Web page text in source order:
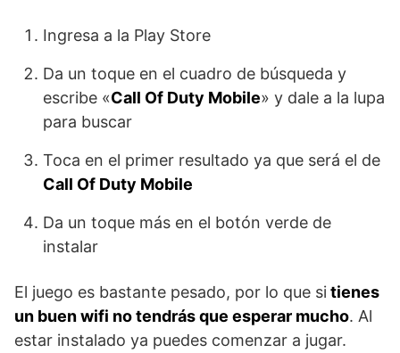
Ingresa a la Play Store
Da un toque en el cuadro de búsqueda y
escribe «Call Of Duty Mobile» y dale a la lupa
para buscar
Toca en el primer resultado ya que será el de
Call Of Duty Mobile
Da un toque más en el botón verde de
instalar
El juego es bastante pesado, por lo que si tienes
un buen wifi no tendrás que esperar mucho. Al
estar instalado ya puedes comenzar a jugar.